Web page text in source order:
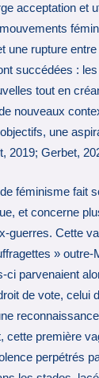
acceptation et
une rupture
succédées :
tout en
nouveaux
une
2019; Gerbet,
féminisme fait
et concerne
guerres. Cette
» outre-
ci parvenaient
de vote, celui
cette première
perpétrés